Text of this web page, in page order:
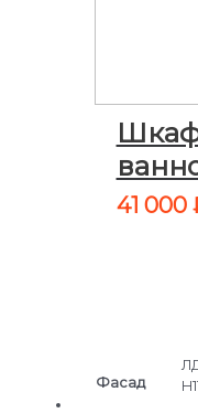
41 000
Фасад